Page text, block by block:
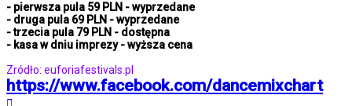
- pierwsza pula 59 PLN - wyprzedane
- druga pula 69 PLN - wyprzedane
- trzecia pula 79 PLN - dostępna
- kasa w dniu imprezy - wyższa cena
Zródło: euforiafestivals.pl
https://www.facebook.com/dancemixchart